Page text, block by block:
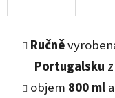
Ručně
Portugalsku
objem 800 ml